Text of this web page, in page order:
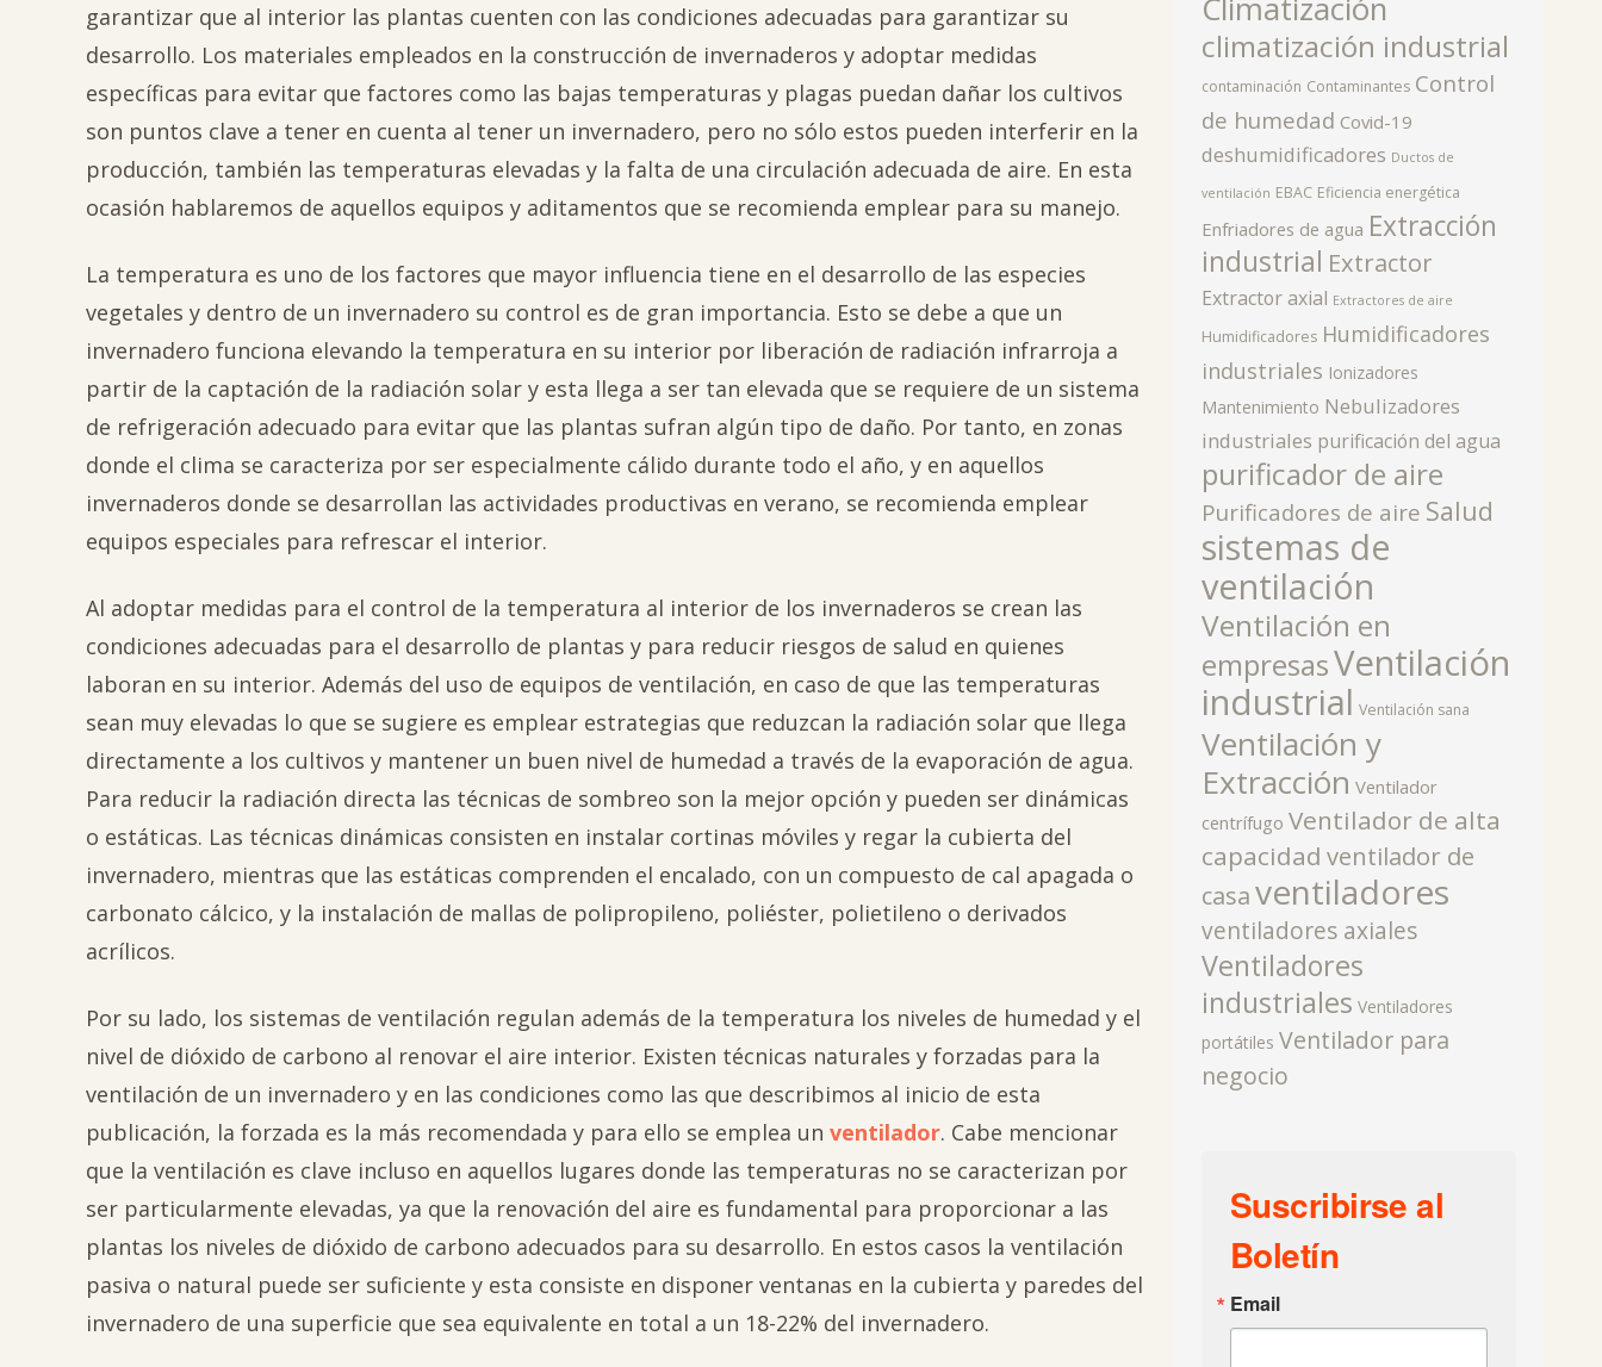
garantizar que al interior las plantas cuenten con las condiciones adecuadas para garantizar su
desarrollo. Los materiales empleados en la construcción de invernaderos y adoptar medidas
específicas para evitar que factores como las bajas temperaturas y plagas puedan dañar los cultivos
son puntos clave a tener en cuenta al tener un invernadero, pero no sólo estos pueden interferir en la
producción, también las temperaturas elevadas y la falta de una circulación adecuada de aire. En esta
ocasión hablaremos de aquellos equipos y aditamentos que se recomienda emplear para su manejo.
La temperatura es uno de los factores que mayor influencia tiene en el desarrollo de las especies
vegetales y dentro de un invernadero su control es de gran importancia. Esto se debe a que un
invernadero funciona elevando la temperatura en su interior por liberación de radiación infrarroja a
partir de la captación de la radiación solar y esta llega a ser tan elevada que se requiere de un sistema
de refrigeración adecuado para evitar que las plantas sufran algún tipo de daño. Por tanto, en zonas
donde el clima se caracteriza por ser especialmente cálido durante todo el año, y en aquellos
invernaderos donde se desarrollan las actividades productivas en verano, se recomienda emplear
equipos especiales para refrescar el interior.
Al adoptar medidas para el control de la temperatura al interior de los invernaderos se crean las
condiciones adecuadas para el desarrollo de plantas y para reducir riesgos de salud en quienes
laboran en su interior. Además del uso de equipos de ventilación, en caso de que las temperaturas
sean muy elevadas lo que se sugiere es emplear estrategias que reduzcan la radiación solar que llega
directamente a los cultivos y mantener un buen nivel de humedad a través de la evaporación de agua.
Para reducir la radiación directa las técnicas de sombreo son la mejor opción y pueden ser dinámicas
o estáticas. Las técnicas dinámicas consisten en instalar cortinas móviles y regar la cubierta del
invernadero, mientras que las estáticas comprenden el encalado, con un compuesto de cal apagada o
carbonato cálcico, y la instalación de mallas de polipropileno, poliéster, polietileno o derivados
acrílicos.
Por su lado, los sistemas de ventilación regulan además de la temperatura los niveles de humedad y el
nivel de dióxido de carbono al renovar el aire interior. Existen técnicas naturales y forzadas para la
ventilación de un invernadero y en las condiciones como las que describimos al inicio de esta
publicación, la forzada es la más recomendada y para ello se emplea un ventilador. Cabe mencionar
que la ventilación es clave incluso en aquellos lugares donde las temperaturas no se caracterizan por
ser particularmente elevadas, ya que la renovación del aire es fundamental para proporcionar a las
plantas los niveles de dióxido de carbono adecuados para su desarrollo. En estos casos la ventilación
pasiva o natural puede ser suficiente y esta consiste en disponer ventanas en la cubierta y paredes del
invernadero de una superficie que sea equivalente en total a un 18-22% del invernadero.
climatización industrial
contaminación Contaminantes Control
de humedad Covid-19
deshumidificadores Ductos de
ventilación EBAC Eficiencia energética
Enfriadores de agua Extracción
industrial Extractor
Extractor axial Extractores de aire
Humidificadores Humidificadores
industriales Ionizadores
Mantenimiento Nebulizadores
industriales purificación del agua
purificador de aire
Purificadores de aire Salud
sistemas de
ventilación
Ventilación en
empresasVentilación
industrial Ventilación sana
Ventilación y
Extracción Ventilador
centrífugo Ventilador de alta
capacidad ventilador de
casaventiladores
ventiladores axiales
Ventiladores
industriales Ventiladores
portátiles Ventilador para
negocio
Suscribirse al
Boletín
Email